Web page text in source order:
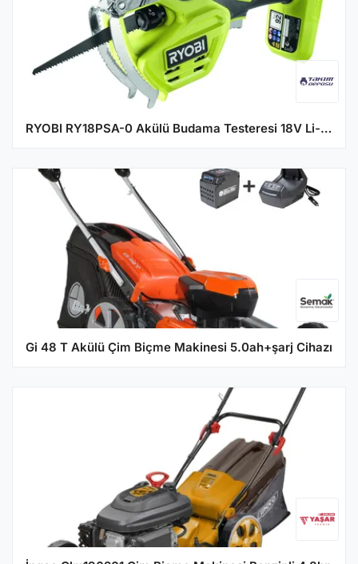
RYOBI RY18PSA-0 Akülü Budama Testeresi 18V Li-Ion One+ - (Aküsüz)
Gi 48 T Akülü Çim Biçme Makinesi 5.0ah+şarj Cihazı